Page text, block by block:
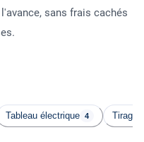
sans frais cachés
Tableau électrique 4 Tirage